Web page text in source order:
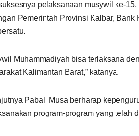
pelaksanaan musywil ke-
Pemerintah Provinsi Kalbar, Bank
Muhammadiyah bisa terlaksana
Kalimantan Barat,” katanya.
Pabali Musa berharap
program-program yang telah